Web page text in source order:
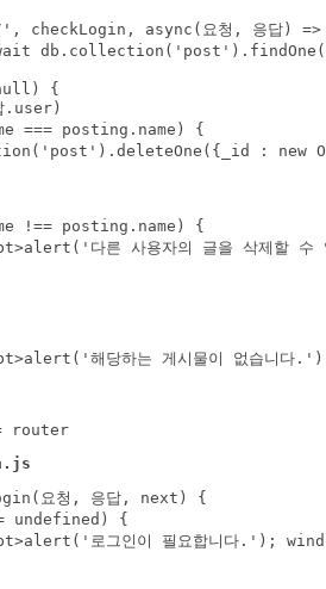
checkLogin, async(요청, 응답)
{
.user)
=== posting.name) {
: new
!== posting.name) {
다른 사용자의 글을 삭제
해당하는 게시물이 없
router
요청, 응답, next) {
undefined) {
로그인이 필요합니다.');